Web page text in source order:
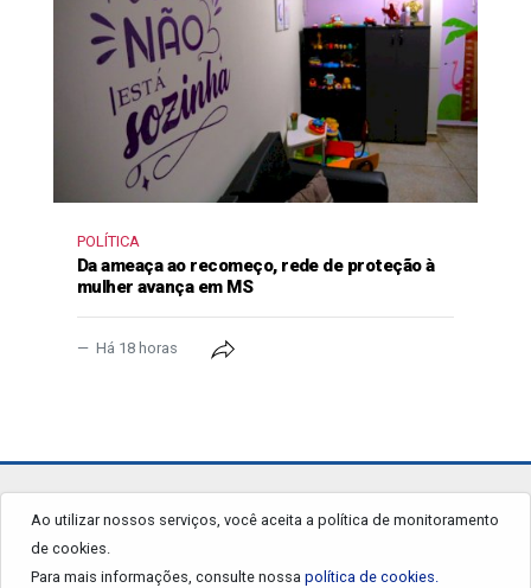
POLÍTICA
Da ameaça ao recomeço, rede de proteção à
mulher avança em MS
Há 18 horas
Ao utilizar nossos serviços, você aceita a política de monitoramento
de cookies.
Para mais informações, consulte nossa política de cookies.
jornalgrandourados.com.br